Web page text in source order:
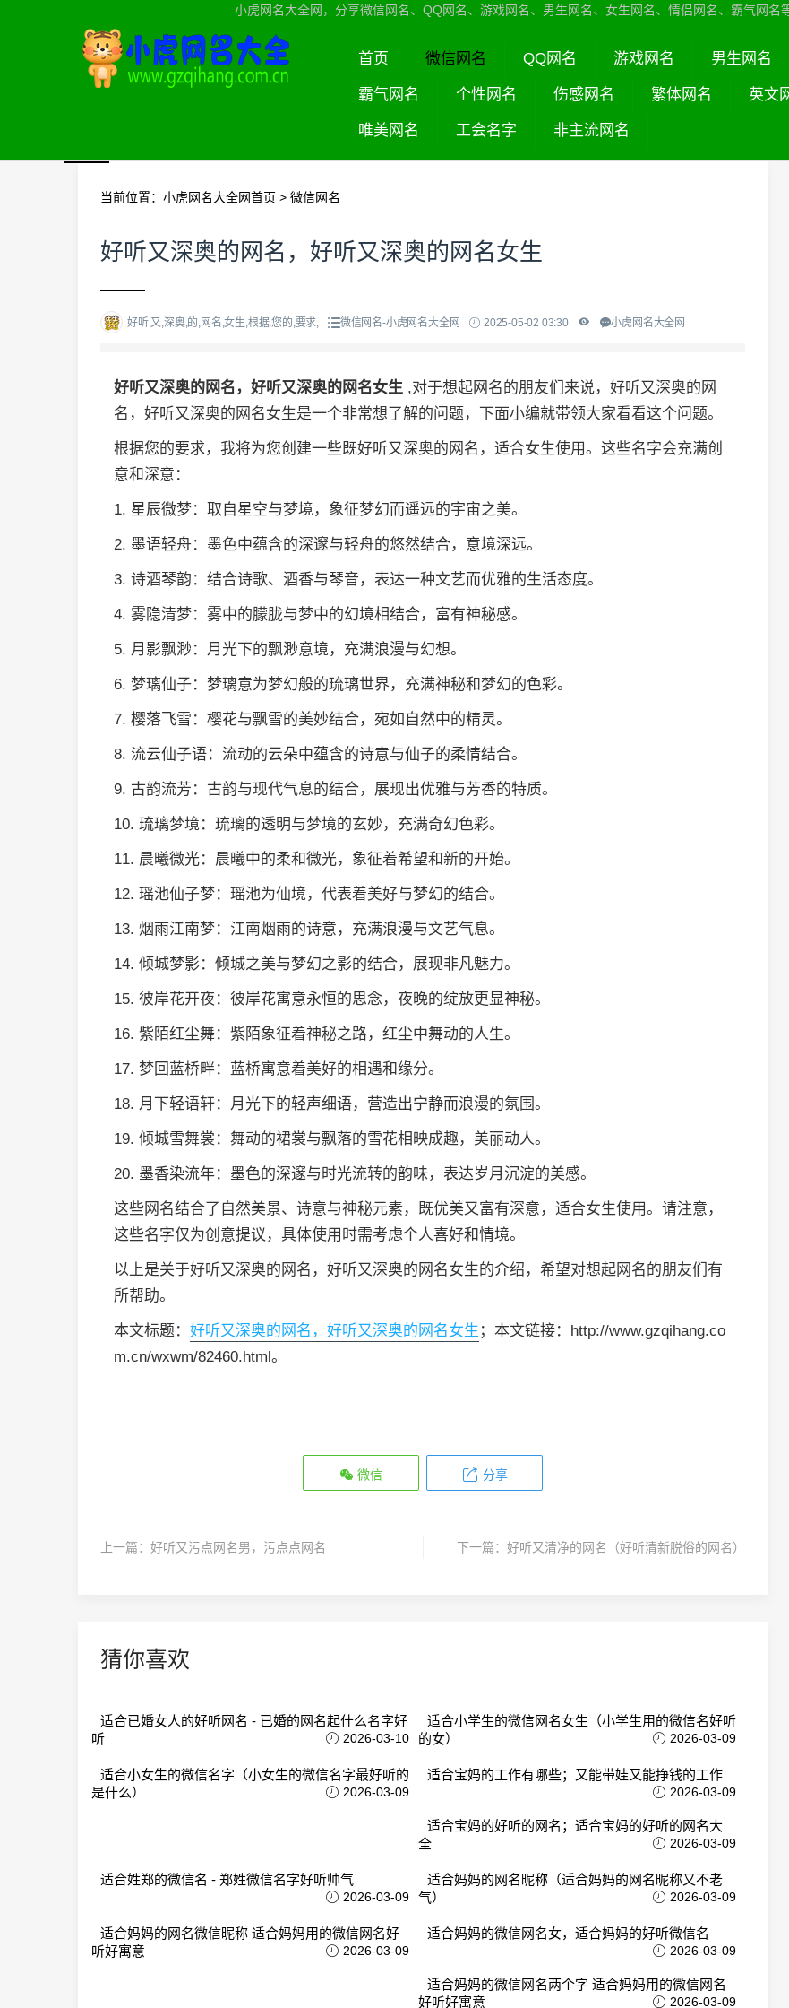
小虎网名大全网，分享微信网名、QQ网名、游戏网名、男生网名、女生网名、情侣网名、霸气网名
首页 微信网名 QQ网名 游戏网名 男生网名
霸气网名 个性网名 伤感网名 繁体网名 英文
唯美网名 工会名字 非主流网名
当前位置： 小虎网名大全网首页 > 微信网名
好听又深奥的网名，好听又深奥的网名女生
好听,又,深奥,的,网名,女生,根据,您的,要求, 微信网名-小虎网名大全网 2025-05-02 03:30 小虎网名大全网
好听又深奥的网名，好听又深奥的网名女生 ,对于想起网名的朋友们来说，好听又深奥的网
名，好听又深奥的网名女生是一个非常想了解的问题，下面小编就带领大家看看这个问题。
根据您的要求，我将为您创建一些既好听又深奥的网名，适合女生使用。这些名字会充满创
意和深意：
1. 星辰微梦：取自星空与梦境，象征梦幻而遥远的宇宙之美。
2. 墨语轻舟：墨色中蕴含的深邃与轻舟的悠然结合，意境深远。
3. 诗酒琴韵：结合诗歌、酒香与琴音，表达一种文艺而优雅的生活态度。
4. 雾隐清梦：雾中的朦胧与梦中的幻境相结合，富有神秘感。
5. 月影飘渺：月光下的飘渺意境，充满浪漫与幻想。
6. 梦璃仙子：梦璃意为梦幻般的琉璃世界，充满神秘和梦幻的色彩。
7. 樱落飞雪：樱花与飘雪的美妙结合，宛如自然中的精灵。
8. 流云仙子语：流动的云朵中蕴含的诗意与仙子的柔情结合。
9. 古韵流芳：古韵与现代气息的结合，展现出优雅与芳香的特质。
10. 琉璃梦境：琉璃的透明与梦境的玄妙，充满奇幻色彩。
11. 晨曦微光：晨曦中的柔和微光，象征着希望和新的开始。
12. 瑶池仙子梦：瑶池为仙境，代表着美好与梦幻的结合。
13. 烟雨江南梦：江南烟雨的诗意，充满浪漫与文艺气息。
14. 倾城梦影：倾城之美与梦幻之影的结合，展现非凡魅力。
15. 彼岸花开夜：彼岸花寓意永恒的思念，夜晚的绽放更显神秘。
16. 紫陌红尘舞：紫陌象征着神秘之路，红尘中舞动的人生。
17. 梦回蓝桥畔：蓝桥寓意着美好的相遇和缘分。
18. 月下轻语轩：月光下的轻声细语，营造出宁静而浪漫的氛围。
19. 倾城雪舞裳：舞动的裙裳与飘落的雪花相映成趣，美丽动人。
20. 墨香染流年：墨色的深邃与时光流转的韵味，表达岁月沉淀的美感。
这些网名结合了自然美景、诗意与神秘元素，既优美又富有深意，适合女生使用。请注意，
这些名字仅为创意提议，具体使用时需考虑个人喜好和情境。
以上是关于好听又深奥的网名，好听又深奥的网名女生的介绍，希望对想起网名的朋友们有
所帮助。
本文标题： 好听又深奥的网名，好听又深奥的网名女生 ；本文链接：http://www.gzqihang.co
m.cn/wxwm/82460.html。
微信 分享
上一篇： 好听又污点网名男，污点点网名 下一篇： 好听又清净的网名（好听清新脱俗的网名）
猜你喜欢
适合已婚女人的好听网名 - 已婚的网名起什么名字好
听
2026-03-10
适合小学生的微信网名女生（小学生用的微信名好听
的女）
2026-03-09
适合小女生的微信名字（小女生的微信名字最好听的
是什么）
2026-03-09
适合宝妈的工作有哪些；又能带娃又能挣钱的工作
2026-03-09
适合宝妈的好听的网名；适合宝妈的好听的网名大
全
2026-03-09
适合姓郑的微信名 - 郑姓微信名字好听帅气
2026-03-09
适合妈妈的网名昵称（适合妈妈的网名昵称又不老
气）
2026-03-09
适合妈妈的网名微信昵称 适合妈妈用的微信网名好
听好寓意
2026-03-09
适合妈妈的微信网名女，适合妈妈的好听微信名
2026-03-09
适合妈妈的微信网名两个字 适合妈妈用的微信网名
好听好寓意
2026-03-09